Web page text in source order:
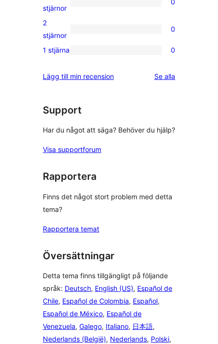
stjärniga
0
3-
stjärniga
stjärnor
0
2-
recensioner
2
stjärnor
0
0
stjärniga
1 stjärna 0
Lägg till min recension Se alla
Support
Har du något att säga? Behöver du hjälp?
Visa supportforum
Rapportera
Finns det något stort problem med detta
tema?
Rapportera temat
Översättningar
Detta tema finns tillgängligt på följande
språk: Deutsch, English (US), Español de
Chile, Español de Colombia, Español,
Español de México, Español de
Venezuela, Galego, Italiano, 日本語,
Nederlands (België), Nederlands, Polski,